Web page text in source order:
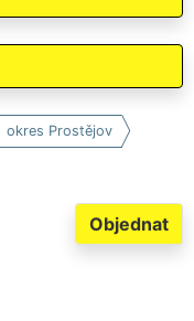
okres Prostějov
Objednat